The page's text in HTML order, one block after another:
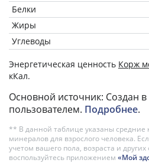
Белки
Жиры
Углеводы
Энергетическая ценность Корж
кКал.
Основной источник: Создан
пользователем. Подробнее.
** В данной таблице указаны
минералов для взрослого человека.
учетом вашего пола, возраста и других
воспользуйтесь приложением «Мой